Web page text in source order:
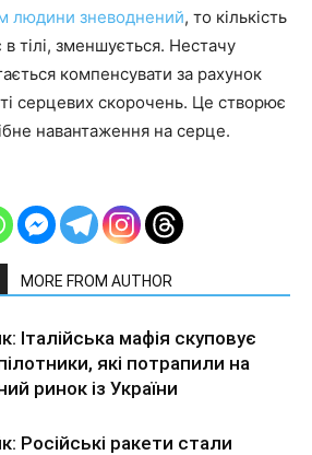
людини зневоднений, то кількість
тілі, зменшується. Нестачу
компенсувати за рахунок
серцевих скорочень. Це створює
навантаження на серце.
MORE FROM AUTHOR
Італійська мафія скуповує
які потрапили на
ринок із України
Російські ракети стали